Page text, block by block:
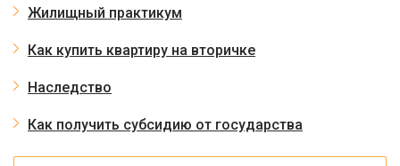
Жилищный практикум
Как купить квартиру на вторичке
Наследство
Как получить субсидию от государства